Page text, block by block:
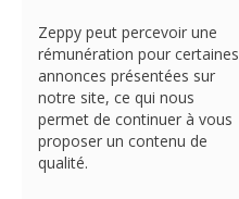
Zeppy peut percevoir une
rémunération pour certaines
annonces présentées sur
notre site, ce qui nous
permet de continuer à vous
proposer un contenu de
qualité.